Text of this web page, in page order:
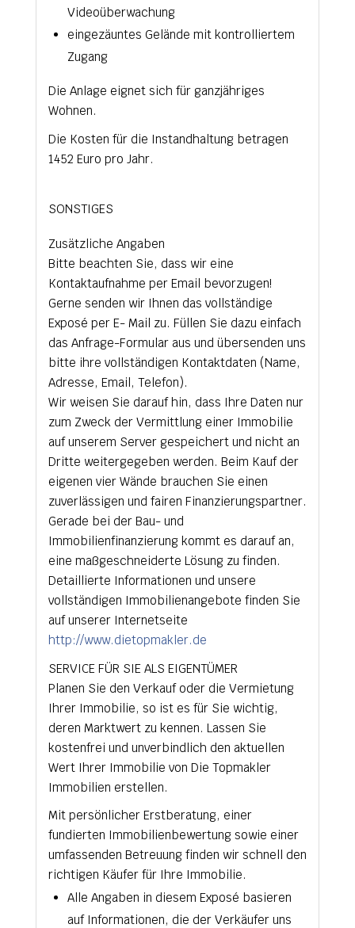
Videoüberwachung
eingezäuntes Gelände mit kontrolliertem
Zugang
Die Anlage eignet sich für ganzjähriges
Wohnen.
Die Kosten für die Instandhaltung betragen
1452 Euro pro Jahr.
SONSTIGES
Zusätzliche Angaben
Bitte beachten Sie, dass wir eine
Kontaktaufnahme per Email bevorzugen!
Gerne senden wir Ihnen das vollständige
Exposé per E- Mail zu. Füllen Sie dazu einfach
das Anfrage-Formular aus und übersenden uns
bitte ihre vollständigen Kontaktdaten (Name,
Adresse, Email, Telefon).
Wir weisen Sie darauf hin, dass Ihre Daten nur
zum Zweck der Vermittlung einer Immobilie
auf unserem Server gespeichert und nicht an
Dritte weitergegeben werden. Beim Kauf der
eigenen vier Wände brauchen Sie einen
zuverlässigen und fairen Finanzierungspartner.
Gerade bei der Bau- und
Immobilienfinanzierung kommt es darauf an,
eine maßgeschneiderte Lösung zu finden.
Detaillierte Informationen und unsere
vollständigen Immobilienangebote finden Sie
auf unserer Internetseite
http://www.dietopmakler.de
SERVICE FÜR SIE ALS EIGENTÜMER
Planen Sie den Verkauf oder die Vermietung
Ihrer Immobilie, so ist es für Sie wichtig,
deren Marktwert zu kennen. Lassen Sie
kostenfrei und unverbindlich den aktuellen
Wert Ihrer Immobilie von Die Topmakler
Immobilien erstellen.
Mit persönlicher Erstberatung, einer
fundierten Immobilienbewertung sowie einer
umfassenden Betreuung finden wir schnell den
richtigen Käufer für Ihre Immobilie.
Alle Angaben in diesem Exposé basieren
auf Informationen, die der Verkäufer uns